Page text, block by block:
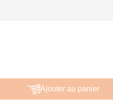
Ajouter au panier